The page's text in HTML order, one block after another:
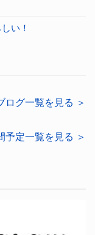
い！
ログ一覧を見る ＞
予定一覧を見る ＞